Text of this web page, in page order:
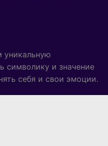
уникальную
символику и значение
себя и свои эмоции.